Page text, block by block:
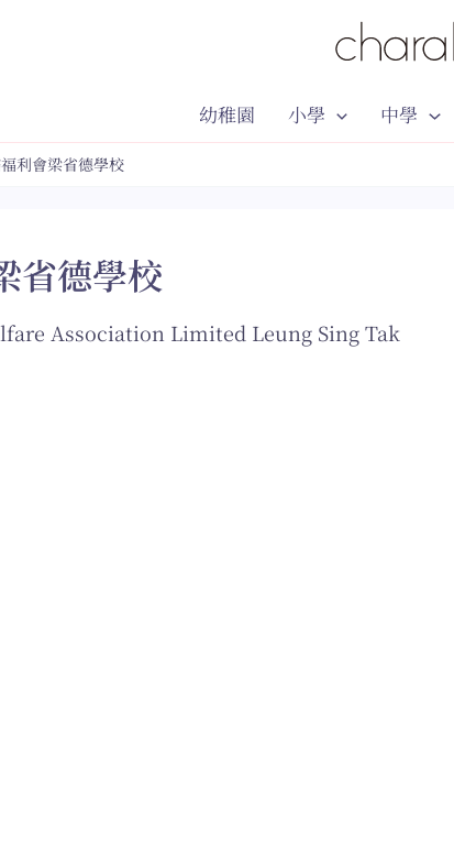
幼稚園 小學 中學
利會梁省德學校
省德學校
Association Limited Leung Sing Tak